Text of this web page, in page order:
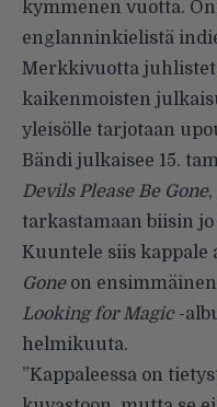
kymmenen vuotta.
englanninkielistä
Merkkivuotta
kaikenmoisten
yleisölle tarjotaan
Bändi julkaisee 15.
Devils Please Be Gone,
tarkastamaan biisin
Kuuntele siis kappale
Goneon
Looking for Magic-
helmikuuta.
”Kappaleessa on